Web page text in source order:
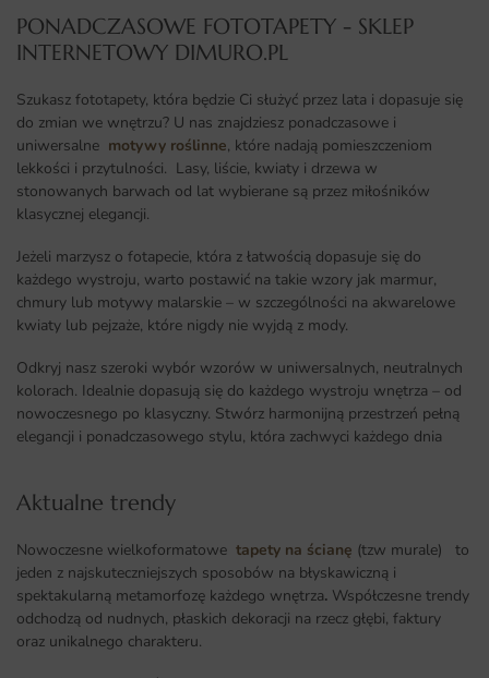
PONADCZASOWE FOTOTAPETY - SKLEP
INTERNETOWY DIMURO.PL​
Szukasz fototapety, która będzie Ci służyć przez lata i dopasuje się
do zmian we wnętrzu? U nas znajdziesz ponadczasowe i
uniwersalne motywy roślinne, które nadają pomieszczeniom
lekkości i przytulności. Lasy, liście, kwiaty i drzewa w
stonowanych barwach od lat wybierane są przez miłośników
klasycznej elegancji.
Jeżeli marzysz o fotapecie, która z łatwością dopasuje się do
każdego wystroju, warto postawić na takie wzory jak marmur,
chmury lub motywy malarskie – w szczególności na akwarelowe
kwiaty lub pejzaże, które nigdy nie wyjdą z mody.
Odkryj nasz szeroki wybór wzorów w uniwersalnych, neutralnych
kolorach. Idealnie dopasują się do każdego wystroju wnętrza – od
nowoczesnego po klasyczny. Stwórz harmonijną przestrzeń pełną
elegancji i ponadczasowego stylu, która zachwyci każdego dnia
Aktualne trendy​
Nowoczesne wielkoformatowe tapety na ścianę (tzw murale) to
jeden z najskuteczniejszych sposobów na błyskawiczną i
spektakularną metamorfozę każdego wnętrza. Współczesne trendy
odchodzą od nudnych, płaskich dekoracji na rzecz głębi, faktury
oraz unikalnego charakteru.